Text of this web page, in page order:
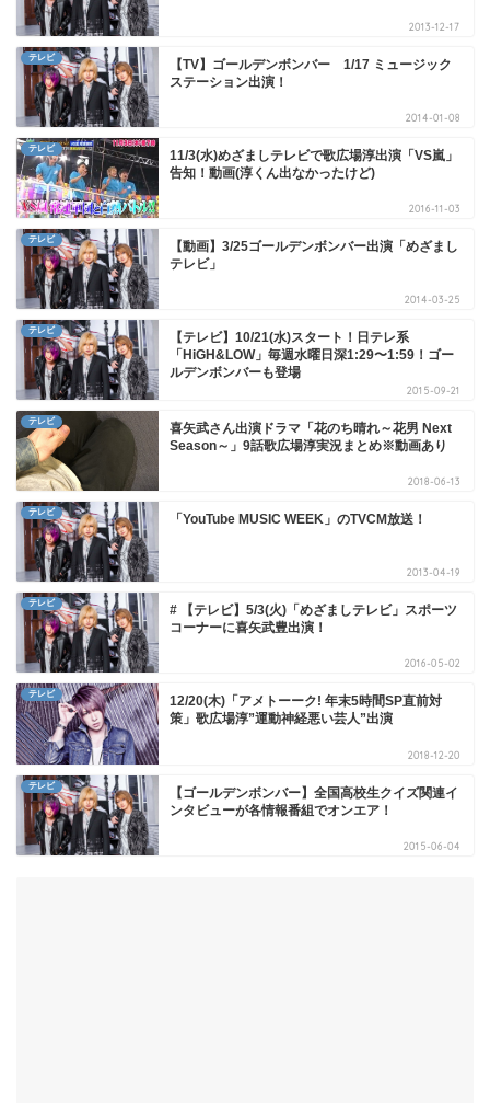
2013-12-17
テレビ
【TV】ゴールデンボンバー 1/17 ミュージック
ステーション出演！
2014-01-08
テレビ
11/3(水)めざましテレビで歌広場淳出演「VS嵐」
告知！動画(淳くん出なかったけど)
2016-11-03
テレビ
【動画】3/25ゴールデンボンバー出演「めざまし
テレビ」
2014-03-25
テレビ
【テレビ】10/21(水)スタート！日テレ系
「HiGH&LOW」毎週水曜日深1:29〜1:59！ゴー
ルデンボンバーも登場
2015-09-21
テレビ
喜矢武さん出演ドラマ「花のち晴れ～花男 Next
Season～」9話歌広場淳実況まとめ※動画あり
2018-06-13
テレビ 「YouTube MUSIC WEEK」のTVCM放送！
2013-04-19
テレビ
# 【テレビ】5/3(火)「めざましテレビ」スポーツ
コーナーに喜矢武豊出演！
2016-05-02
テレビ
12/20(木)「アメトーーク! 年末5時間SP直前対
策」歌広場淳”運動神経悪い芸人”出演
2018-12-20
テレビ
【ゴールデンボンバー】全国高校生クイズ関連イ
ンタビューが各情報番組でオンエア！
2015-06-04